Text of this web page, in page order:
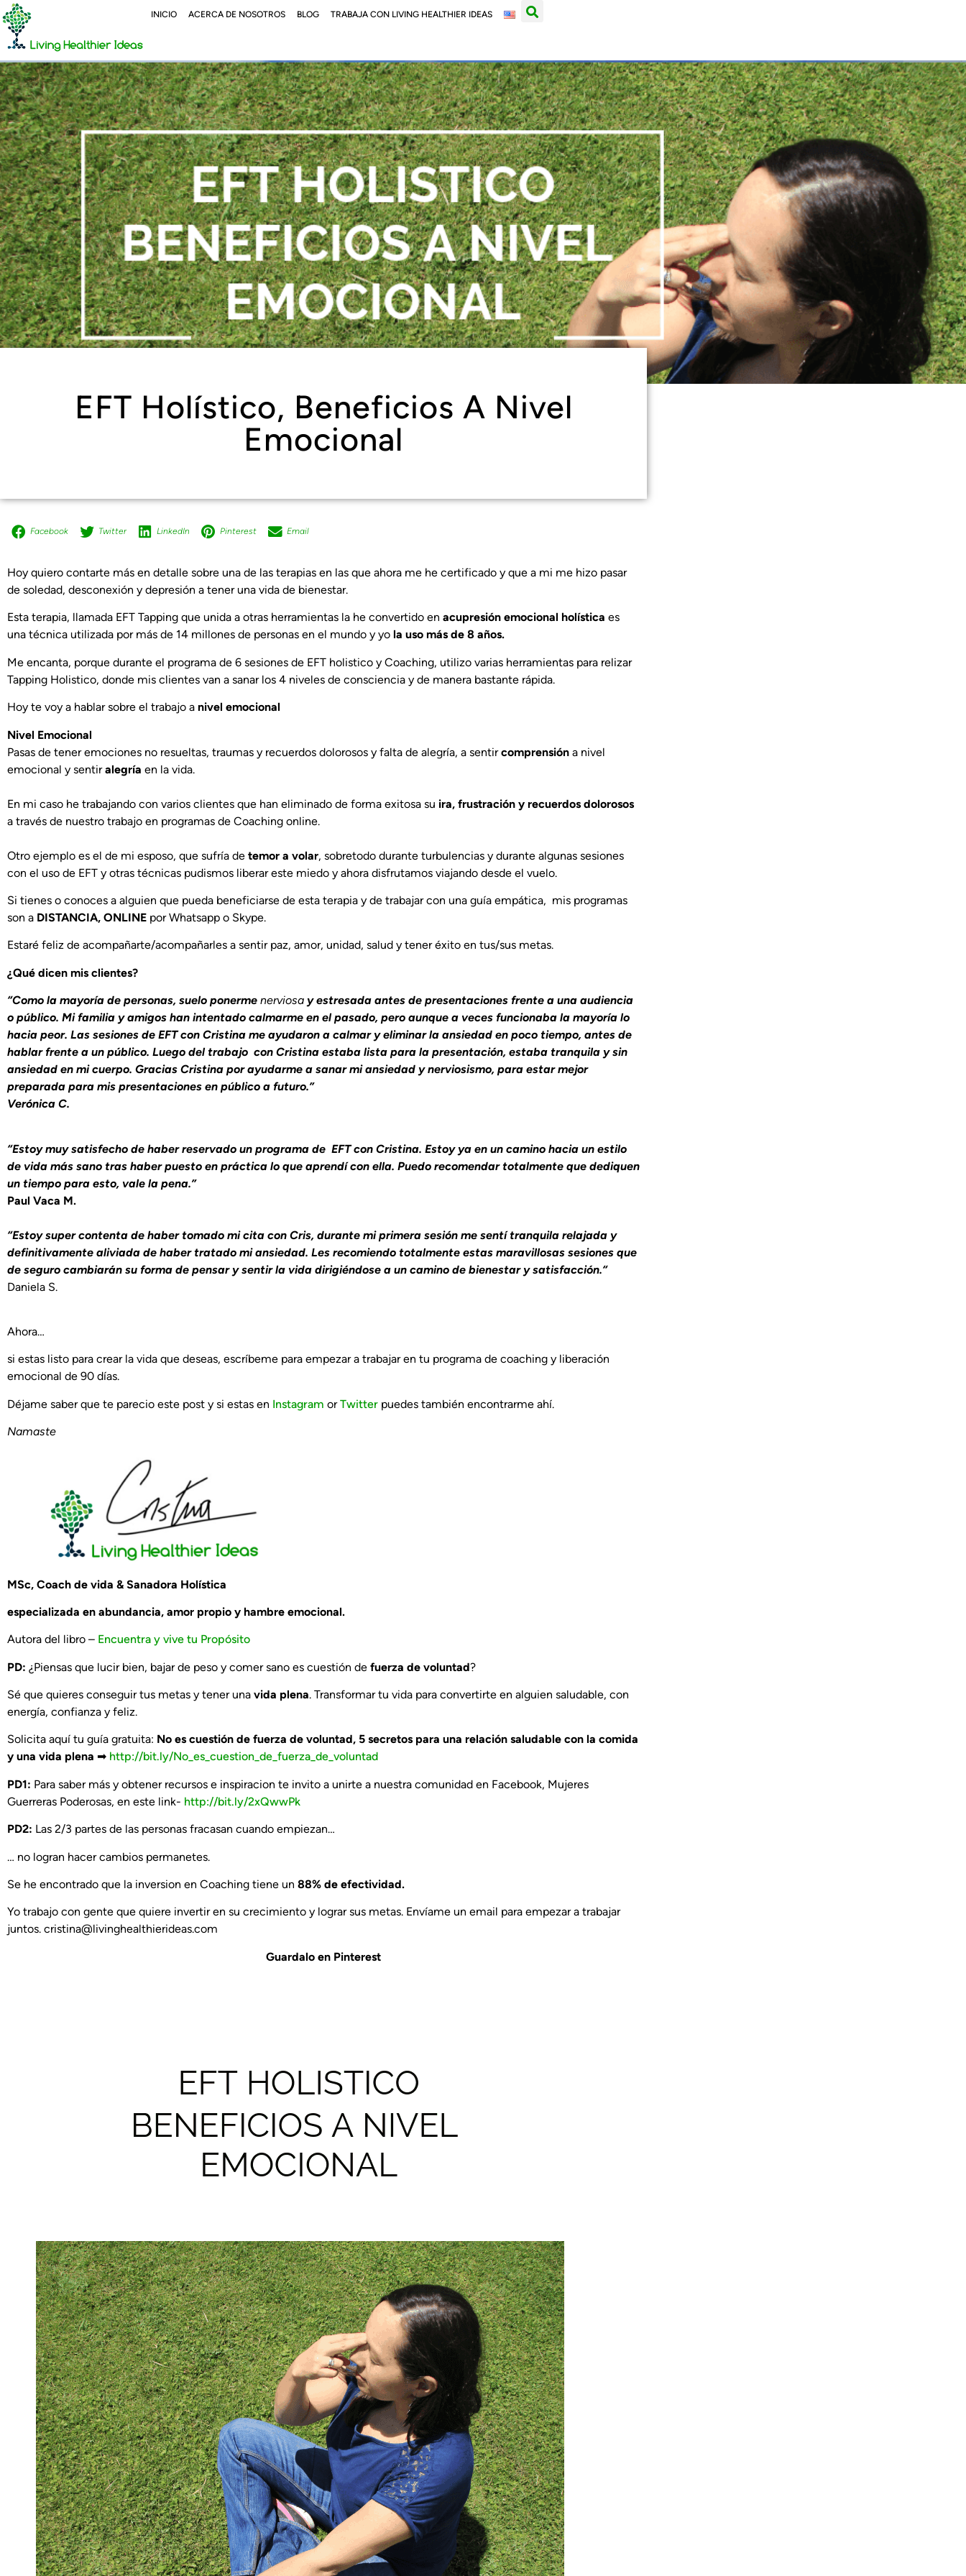
INICIO ACERCA DE NOSOTROS BLOG TRABAJA CON LIVING HEALTHIER IDEAS
EFT Holístico, Beneficios A Nivel
Emocional
Facebook Twitter LinkedIn Pinterest Email
Hoy quiero contarte más en detalle sobre una de las terapias en las que ahora me he certificado y que a mi me hizo pasar
de soledad, desconexión y depresión a tener una vida de bienestar.
Esta terapia, llamada EFT Tapping que unida a otras herramientas la he convertido en acupresión emocional holística es
una técnica utilizada por más de 14 millones de personas en el mundo y yo la uso más de 8 años.
Me encanta, porque durante el programa de 6 sesiones de EFT holistico y Coaching, utilizo varias herramientas para relizar
Tapping Holistico, donde mis clientes van a sanar los 4 niveles de consciencia y de manera bastante rápida.
Hoy te voy a hablar sobre el trabajo a nivel emocional
Nivel Emocional
Pasas de tener emociones no resueltas, traumas y recuerdos dolorosos y falta de alegría, a sentircomprensión a nivel
emocional y sentiralegría en la vida.
En mi caso he trabajando con varios clientes que han eliminado de forma exitosa su ira, frustración y recuerdos dolorosos
a través de nuestro trabajo en programas de Coaching online.
Otro ejemplo es el de mi esposo, que sufría de temor a volar, sobretodo durante turbulencias y durante algunas sesiones
con el uso de EFT y otras técnicas pudismos liberar este miedo y ahora disfrutamos viajando desde el vuelo.
Si tienes o conoces a alguien que pueda beneficiarse de esta terapia y de trabajar con una guía empática, mis programas
son a DISTANCIA, ONLINE por Whatsapp o Skype.
Estaré feliz de acompañarte/acompañarles a sentir paz, amor, unidad, salud y tener éxito en tus/sus metas.
¿Qué dicen mis clientes?
“Como la mayoría de personas, suelo ponerme nerviosa y estresada antes de presentaciones frente a una audiencia
o público. Mi familia y amigos han intentado calmarme en el pasado, pero aunque a veces funcionaba la mayoría lo
hacia peor. Las sesiones de EFT con Cristina me ayudaron a calmar y eliminar la ansiedad en poco tiempo, antes de
hablar frente a un público. Luego del trabajo con Cristina estaba lista para la presentación, estaba tranquila y sin
ansiedad en mi cuerpo. Gracias Cristina por ayudarme a sanar mi ansiedad y nerviosismo, para estar mejor
preparada para mis presentaciones en público a futuro.”
Verónica C.
“Estoy muy satisfecho de haber reservado un programa de EFT con Cristina. Estoy ya en un camino hacia un estilo
de vida más sano tras haber puesto en práctica lo que aprendí con ella. Puedo recomendar totalmente que dediquen
un tiempo para esto, vale la pena.”
Paul Vaca M.
“Estoy super contenta de haber tomado mi cita con Cris, durante mi primera sesión me sentí tranquila relajada y
definitivamente aliviada de haber tratado mi ansiedad. Les recomiendo totalmente estas maravillosas sesiones que
de seguro cambiarán su forma de pensar y sentir la vida dirigiéndose a un camino de bienestar y satisfacción.“
Daniela S.
Ahora…
si estas listo para crear la vida que deseas, escríbeme para empezar a trabajar en tu programa de coaching y liberación
emocional de 90 días.
Déjame saber que te parecio este post y si estas en Instagram orTwitter puedes también encontrarme ahí.
Namaste
MSc, Coach de vida & Sanadora Holística
especializada en abundancia, amor propio y hambre emocional.
Autora del libro – Encuentra y vive tu Propósito
PD: ¿Piensas que lucir bien, bajar de peso y comer sano es cuestión de fuerza de voluntad?
Sé que quieres conseguir tus metas y tener una vida plena. Transformar tu vida para convertirte en alguien saludable, con
energía, confianza y feliz.
Solicita aquí tu guía gratuita: No es cuestión de fuerza de voluntad, 5 secretos para una relación saludable con la comida
y una vida plena ➡ http://bit.ly/No_es_cuestion_de_fuerza_de_voluntad
PD1: Para saber más y obtener recursos e inspiracion te invito a unirte a nuestra comunidad en Facebook, Mujeres
Guerreras Poderosas, en este link- http://bit.ly/2xQwwPk
PD2: Las 2/3 partes de las personas fracasan cuando empiezan…
… no logran hacer cambios permanetes.
Se he encontrado que la inversion en Coaching tiene un 88% de efectividad.
Yo trabajo con gente que quiere invertir en su crecimiento y lograr sus metas. Envíame un email para empezar a trabajar
juntos. cristina@livinghealthierideas.com
Guardalo en Pinterest